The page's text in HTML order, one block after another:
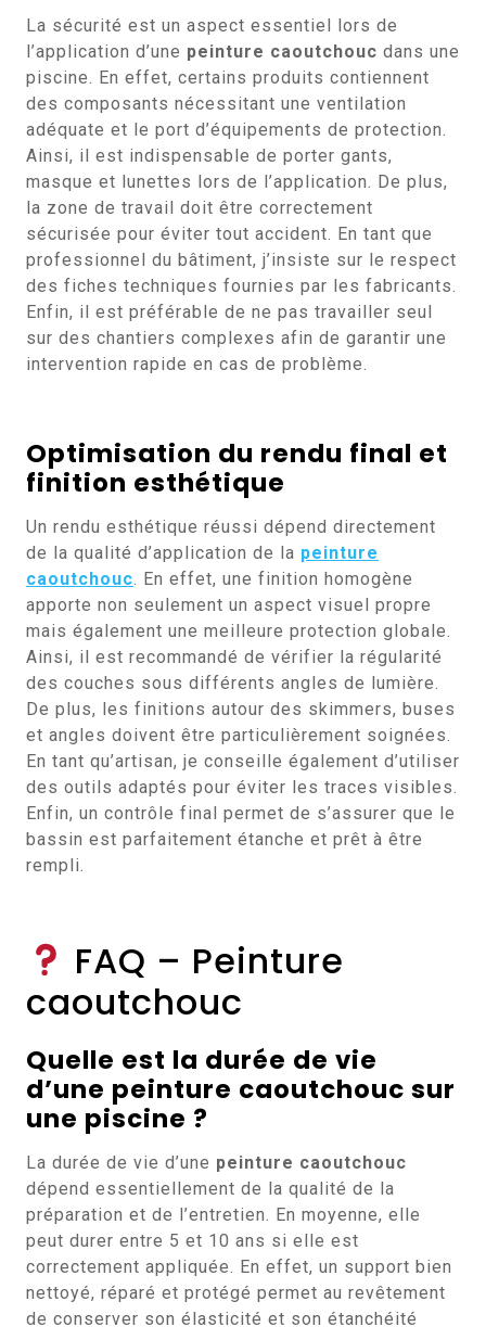
La sécurité est un aspect essentiel lors de
l’application d’une peinture caoutchouc dans une
piscine. En effet, certains produits contiennent
des composants nécessitant une ventilation
adéquate et le port d’équipements de protection.
Ainsi, il est indispensable de porter gants,
masque et lunettes lors de l’application. De plus,
la zone de travail doit être correctement
sécurisée pour éviter tout accident. En tant que
professionnel du bâtiment, j’insiste sur le respect
des fiches techniques fournies par les fabricants.
Enfin, il est préférable de ne pas travailler seul
sur des chantiers complexes afin de garantir une
intervention rapide en cas de problème.
Optimisation du rendu final et
finition esthétique
Un rendu esthétique réussi dépend directement
de la qualité d’application de la peinture
caoutchouc. En effet, une finition homogène
apporte non seulement un aspect visuel propre
mais également une meilleure protection globale.
Ainsi, il est recommandé de vérifier la régularité
des couches sous différents angles de lumière.
De plus, les finitions autour des skimmers, buses
et angles doivent être particulièrement soignées.
En tant qu’artisan, je conseille également d’utiliser
des outils adaptés pour éviter les traces visibles.
Enfin, un contrôle final permet de s’assurer que le
bassin est parfaitement étanche et prêt à être
rempli.
FAQ – Peinture
caoutchouc
Quelle est la durée de vie
d’une peinture caoutchouc sur
une piscine ?
La durée de vie d’une peinture caoutchouc
dépend essentiellement de la qualité de la
préparation et de l’entretien. En moyenne, elle
peut durer entre 5 et 10 ans si elle est
correctement appliquée. En effet, un support bien
nettoyé, réparé et protégé permet au revêtement
de conserver son élasticité et son étanchéité